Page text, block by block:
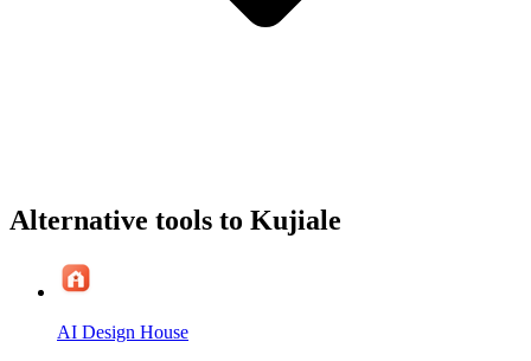
Alternative tools to Kujiale
AI Design House